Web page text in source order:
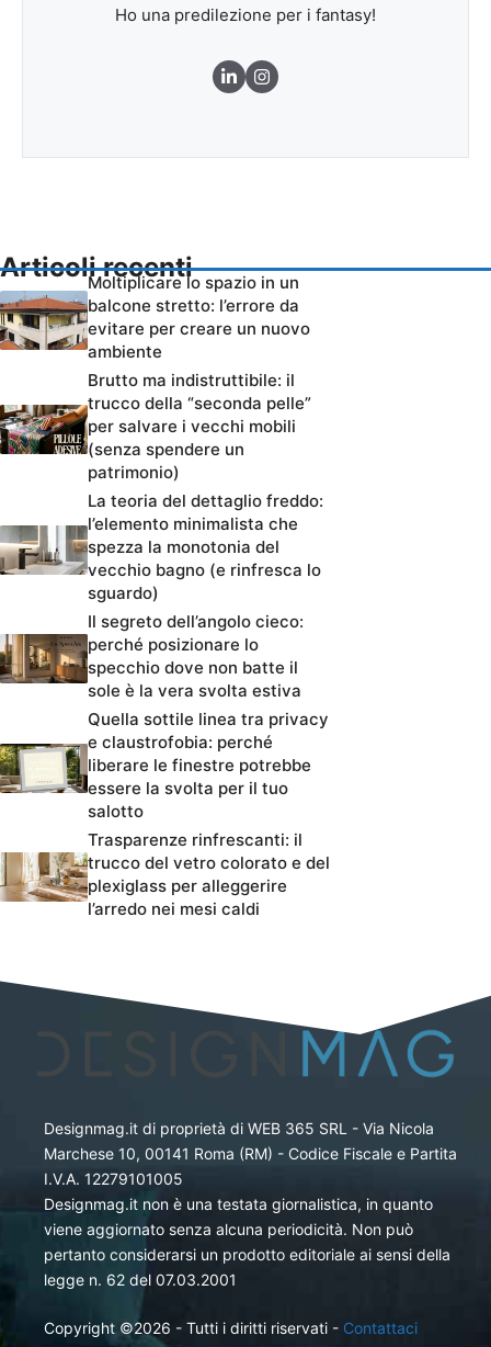
Ho una predilezione per i fantasy!
Articoli recenti
Moltiplicare lo spazio in un
balcone stretto: l’errore da
evitare per creare un nuovo
ambiente
Brutto ma indistruttibile: il
trucco della “seconda pelle”
per salvare i vecchi mobili
(senza spendere un
patrimonio)
La teoria del dettaglio freddo:
l’elemento minimalista che
spezza la monotonia del
vecchio bagno (e rinfresca lo
sguardo)
Il segreto dell’angolo cieco:
perché posizionare lo
specchio dove non batte il
sole è la vera svolta estiva
Quella sottile linea tra privacy
e claustrofobia: perché
liberare le finestre potrebbe
essere la svolta per il tuo
salotto
Trasparenze rinfrescanti: il
trucco del vetro colorato e del
plexiglass per alleggerire
l’arredo nei mesi caldi
Designmag.it di proprietà di WEB 365 SRL - Via Nicola
Marchese 10, 00141 Roma (RM) - Codice Fiscale e Partita
I.V.A. 12279101005
Designmag.it non è una testata giornalistica, in quanto
viene aggiornato senza alcuna periodicità. Non può
pertanto considerarsi un prodotto editoriale ai sensi della
legge n. 62 del 07.03.2001
Copyright ©2026 - Tutti i diritti riservati - Contattaci